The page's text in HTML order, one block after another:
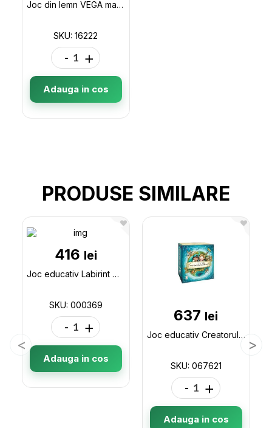
Joc din lemn VEGA mare 3in1 16222
SKU: 16222
- +
Adauga in cos
PRODUSE SIMILARE
416 lei
Joc educativ Labirint Magnetic Trafic,69111 000369
SKU: 000369
- +
Adauga in cos
637 lei
Joc educativ Creatorul de povesti 067621
SKU: 067621
- +
Adauga in cos